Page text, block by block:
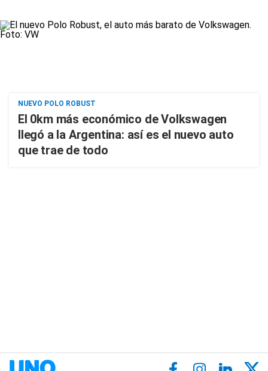
NUEVO POLO ROBUST
El 0km más económico de Volkswagen
llegó a la Argentina: así es el nuevo auto
que trae de todo